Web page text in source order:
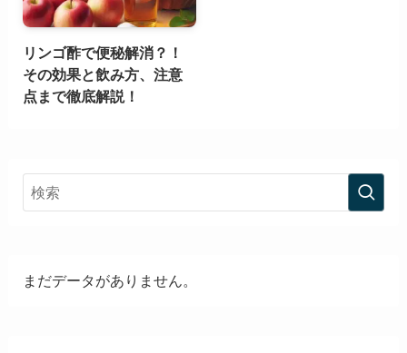
リンゴ酢で便秘解消？！
その効果と飲み方、注意
点まで徹底解説！
まだデータがありません。